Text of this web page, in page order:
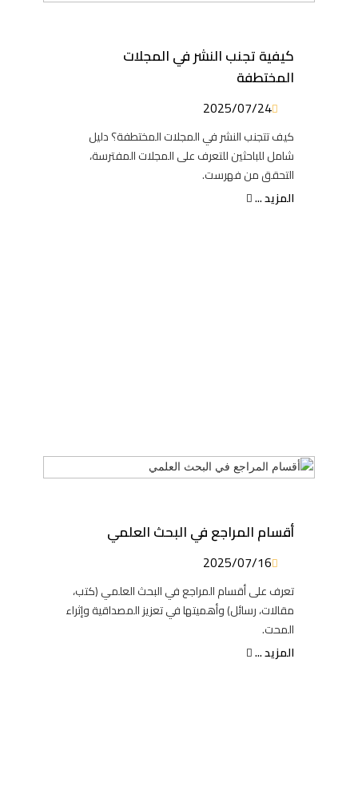
كيفية تجنب النشر في المجلات
المختطفة
2025/07/24
كيف تتجنب النشر في المجلات المختطفة؟ دليل
شامل للباحثين للتعرف على المجلات المفترسة،
التحقق من فهرست.
المزيد ...
أقسام المراجع في البحث العلمي
2025/07/16
تعرف على أقسام المراجع في البحث العلمي (كتب،
مقالات، رسائل) وأهميتها في تعزيز المصداقية وإثراء
المحت.
المزيد ...